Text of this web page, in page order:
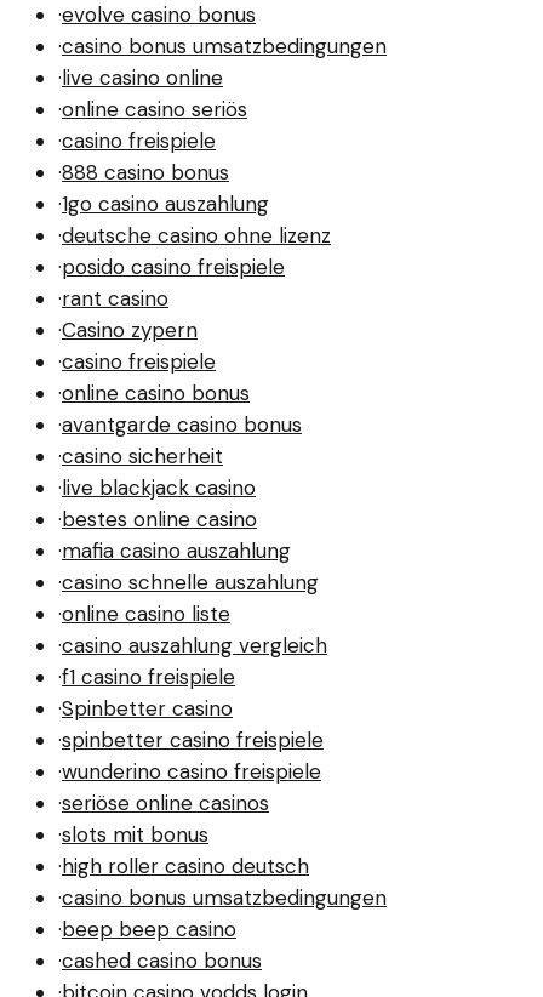
·evolve casino bonus
·casino bonus umsatzbedingungen
·live casino online
·online casino seriös
·casino freispiele
·888 casino bonus
·1go casino auszahlung
·deutsche casino ohne lizenz
·posido casino freispiele
·rant casino
·Casino zypern
·casino freispiele
·online casino bonus
·avantgarde casino bonus
·casino sicherheit
·live blackjack casino
·bestes online casino
·mafia casino auszahlung
·casino schnelle auszahlung
·online casino liste
·casino auszahlung vergleich
·f1 casino freispiele
·Spinbetter casino
·spinbetter casino freispiele
·wunderino casino freispiele
·seriöse online casinos
·slots mit bonus
·high roller casino deutsch
·casino bonus umsatzbedingungen
·beep beep casino
·cashed casino bonus